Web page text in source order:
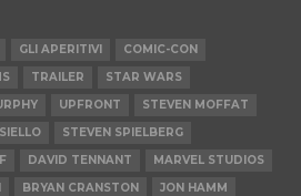
GLI APERITIVI
COMIC-CON
TRAILER
STAR WARS
UPFRONT
STEVEN MOFFAT
STEVEN SPIELBERG
DAVID TENNANT
MARVEL STUDIOS
BRYAN CRANSTON
JON HAMM